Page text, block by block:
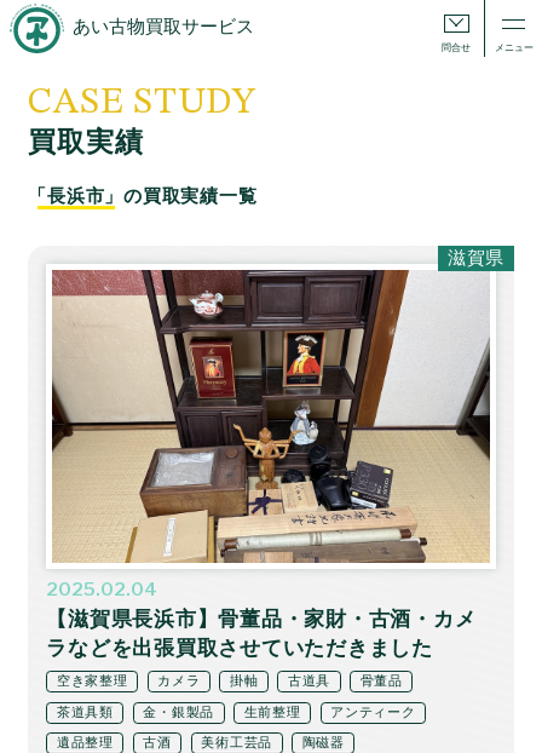
あい古物買取サービス
問合せ メニュー
CASE STUDY
買取実績
「長浜市」の買取実績一覧
2025.02.04
【滋賀県長浜市】骨董品・家財・古酒・カメ
ラなどを出張買取させていただきました
空き家整理 カメラ 掛軸 古道具
骨董品
茶道具類
金・銀製品 生前整理
アンティーク
遺品整理
古酒 美術工芸品 陶磁器
滋賀県